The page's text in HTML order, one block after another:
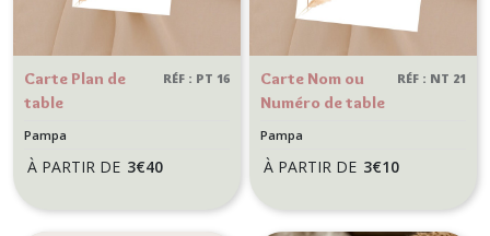
Carte Plan de
table
personnalisée -
Mariage style
RÉF : PT 16
Pampa
À PARTIR DE 3€40
Carte Nom ou
Numéro de table
personnalisée
décoration de
RÉF : NT 21
Pampa
À PARTIR DE 3€10